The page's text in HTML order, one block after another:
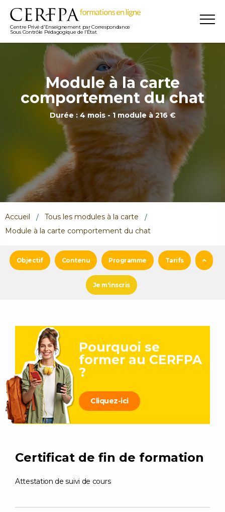
Centre Privé d'Enseignement par Correspondance
Sous Contrôle Pédagogique de l’État
Module à la carte
comportement du chat
Durée : 4 mois - 1 module à 216 €
Accueil
Tous les modules à la carte
Module à la carte comportement du chat
Objectif Contenu Programme Tarifs
Je m'inscris
Pourquoi se
former au CERFPA
?
Cliquez-ici
Certificat de fin de formation
Attestation de suivi de cours